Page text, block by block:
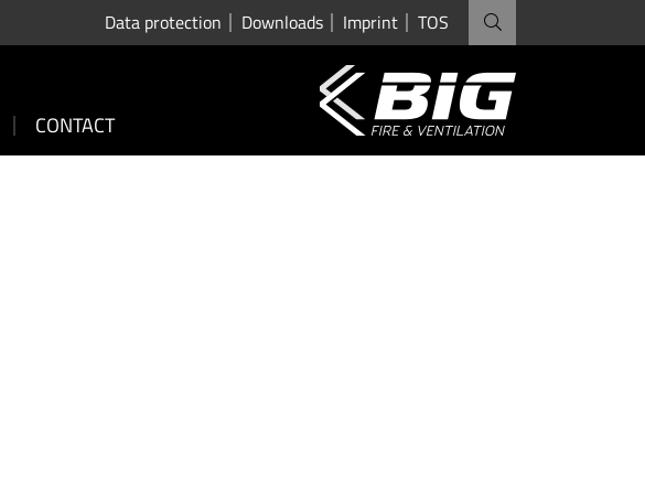
Data protection Downloads Imprint TOS
CONTACT